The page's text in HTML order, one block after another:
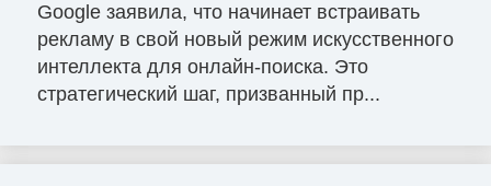
Google заявила, что начинает встраивать
рекламу в свой новый режим искусственного
интеллекта для онлайн-поиска. Это
стратегический шаг, призванный пр...